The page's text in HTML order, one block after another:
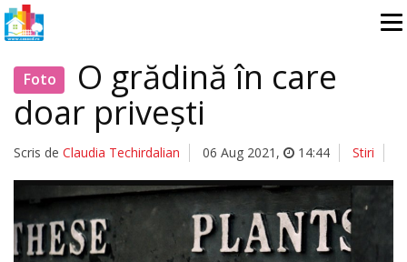
Foto O grădină în care
doar privești
Scris de Claudia Techirdalian 06 Aug 2021 , 14:44 Stiri